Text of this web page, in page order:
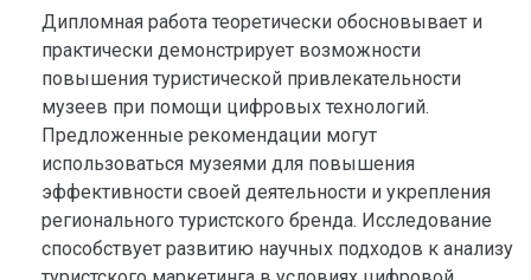
Дипломная работа теоретически обосновывает и
практически демонстрирует возможности
повышения туристической привлекательности
музеев при помощи цифровых технологий.
Предложенные рекомендации могут
использоваться музеями для повышения
эффективности своей деятельности и укрепления
регионального туристского бренда. Исследование
способствует развитию научных подходов к анализу